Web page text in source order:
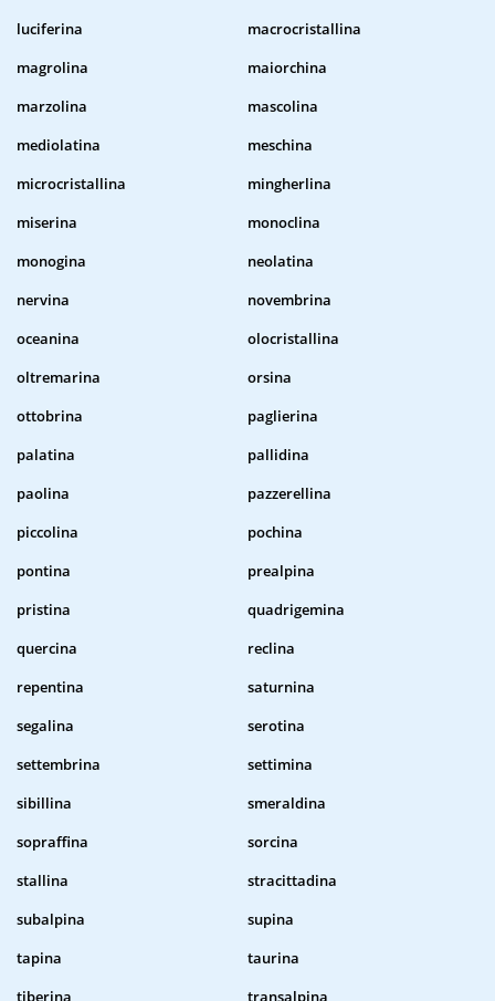
luciferina
macrocristallina
magrolina
maiorchina
marzolina
mascolina
mediolatina
meschina
microcristallina
mingherlina
miserina
monoclina
monogina
neolatina
nervina
novembrina
oceanina
olocristallina
oltremarina
orsina
ottobrina
paglierina
palatina
pallidina
paolina
pazzerellina
piccolina
pochina
pontina
prealpina
pristina
quadrigemina
quercina
reclina
repentina
saturnina
segalina
serotina
settembrina
settimina
sibillina
smeraldina
sopraffina
sorcina
stallina
stracittadina
subalpina
supina
tapina
taurina
tiberina
transalpina